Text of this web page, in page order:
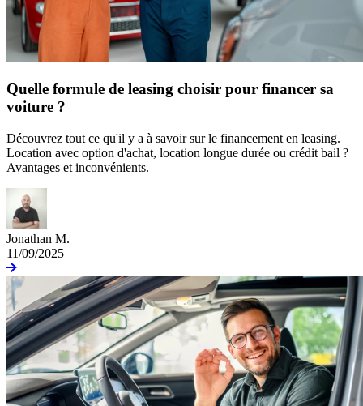
Quelle formule de leasing choisir pour financer sa
voiture ?
Découvrez tout ce qu'il y a à savoir sur le financement en leasing.
Location avec option d'achat, location longue durée ou crédit bail ?
Avantages et inconvénients.
Jonathan M.
11/09/2025